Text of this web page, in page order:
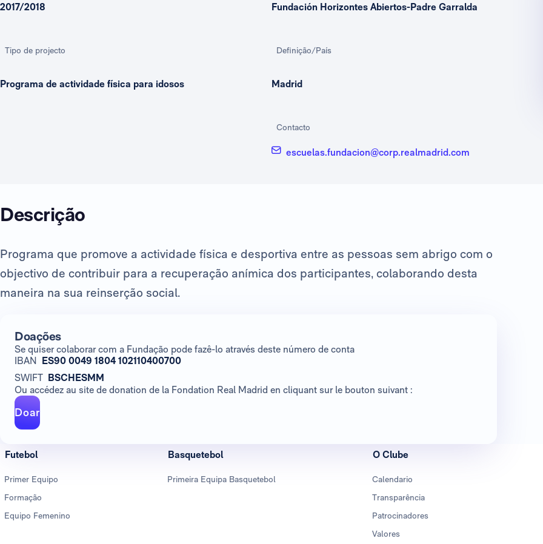
2017/2018
Tipo de projecto
Programa de actividade física para idosos
Fundación Horizontes Abiertos-Padre Garralda
Definição/País
Madrid
Contacto
escuelas.fundacion@corp.realmadrid.com
Descrição
Programa que promove a actividade física e desportiva entre as pessoas sem abrigo com o
objectivo de contribuir para a recuperação anímica dos participantes, colaborando desta
maneira na sua reinserção social.
Doações
Se quiser colaborar com a Fundação pode fazê-lo através deste número de conta
IBAN ES90 0049 1804 102110400700
SWIFT BSCHESMM
Ou accédez au site de donation de la Fondation Real Madrid en cliquant sur le bouton suivant :
Doar
Futebol
Primer Equipo
Formação
Equipo Femenino
Basquetebol
Primeira Equipa Basquetebol
O Clube
Calendario
Transparência
Patrocinadores
Valores